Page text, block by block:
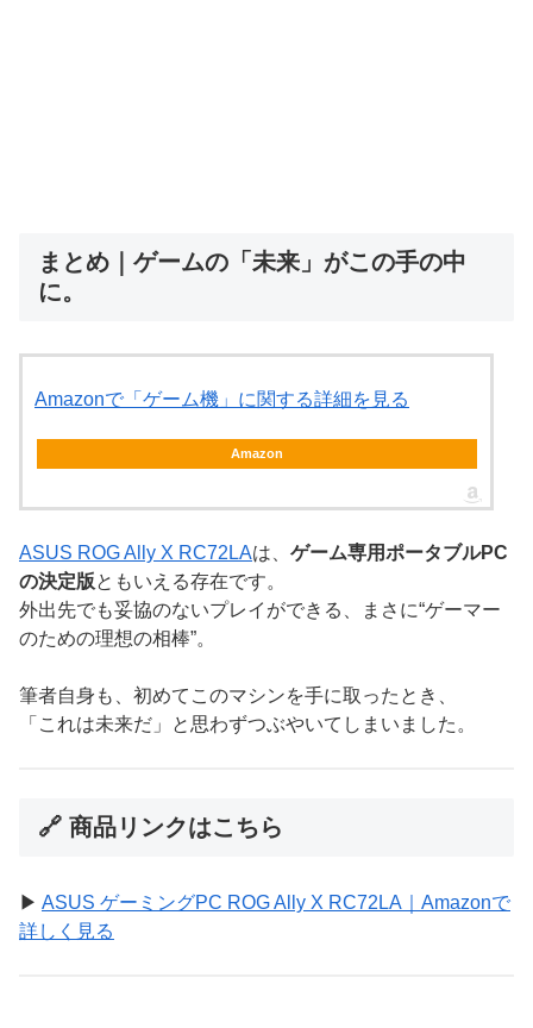
まとめ｜ゲームの「未来」がこの手の中
に。
Amazonで「ゲーム機」に関する詳細を見る
Amazon
ASUS ROG Ally X RC72LAは、 ゲーム専用ポータブルPC
の決定版ともいえる存在です。
外出先でも妥協のないプレイができる、まさに“ゲーマー
のための理想の相棒”。
筆者自身も、初めてこのマシンを手に取ったとき、
「これは未来だ」と思わずつぶやいてしまいました。
🔗 商品リンクはこちら
▶ ASUS ゲーミングPC ROG Ally X RC72LA｜Amazonで
詳しく見る